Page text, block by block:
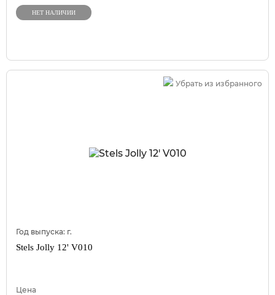
НЕТ НАЛИЧИИ
Убрать из избранного
Год выпуска: г.
Stels Jolly 12' V010
Цена